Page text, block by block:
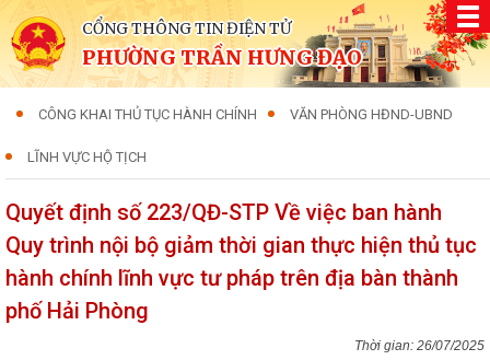
CỔNG THÔNG TIN ĐIỆN TỬ
PHƯỜNG TRẦN HƯNG ĐẠO
CÔNG KHAI THỦ TỤC HÀNH CHÍNH VĂN PHÒNG HĐND-UBND
LĨNH VỰC HỘ TỊCH
Quyết định số 223/QĐ-STP Về việc ban hành
Quy trình nội bộ giảm thời gian thực hiện thủ tục
hành chính lĩnh vực tư pháp trên địa bàn thành
phố Hải Phòng
26/07/2025